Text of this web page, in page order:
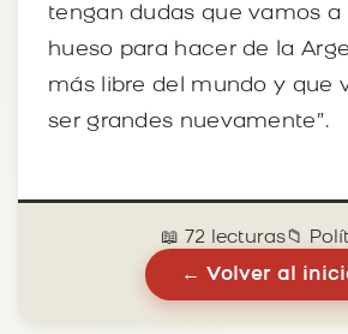
tengan dudas que vamos a
hueso para hacer de la
más libre del mundo y que
ser grandes nuevamente”.
📖 72 lecturas📁
← Volver al